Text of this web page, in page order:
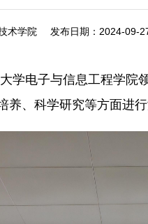
术学院 发布日期：2024-09-
学电子与信息工程学
、科学研究等方面进行